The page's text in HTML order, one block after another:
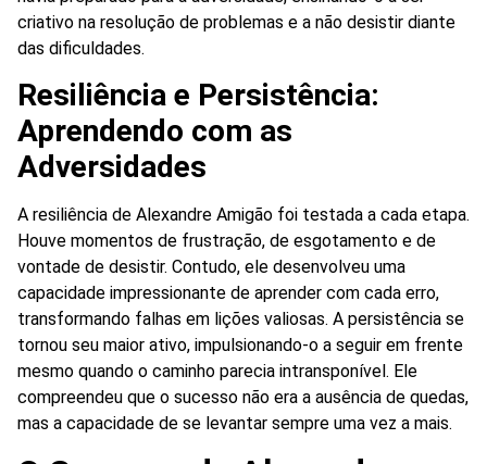
criativo na resolução de problemas e a não desistir diante
das dificuldades.
Resiliência e Persistência:
Aprendendo com as
Adversidades
A resiliência de Alexandre Amigão foi testada a cada etapa.
Houve momentos de frustração, de esgotamento e de
vontade de desistir. Contudo, ele desenvolveu uma
capacidade impressionante de aprender com cada erro,
transformando falhas em lições valiosas. A persistência se
tornou seu maior ativo, impulsionando-o a seguir em frente
mesmo quando o caminho parecia intransponível. Ele
compreendeu que o sucesso não era a ausência de quedas,
mas a capacidade de se levantar sempre uma vez a mais.